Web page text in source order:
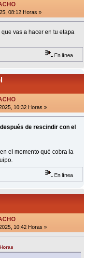
08:12 Horas »
vas a hacer en tu etapa
En línea
10:32 Horas »
de rescindir con el
el momento qué cobra la
En línea
10:42 Horas »